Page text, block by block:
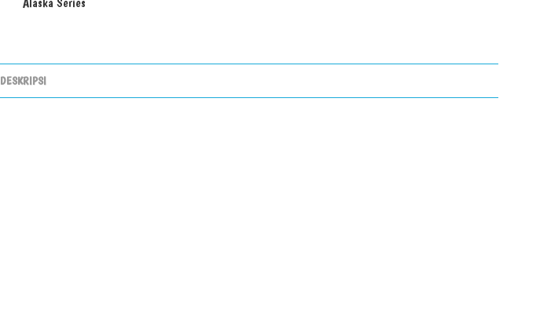
DESKRIPSI